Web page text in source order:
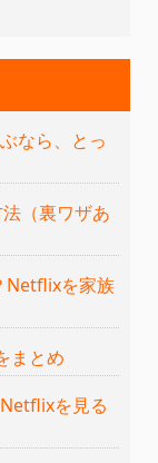
なら、とっ
（裏ワザあ
Netflixを家族
まとめ
を見る